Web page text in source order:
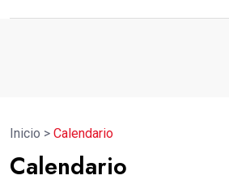
Inicio > Calendario
Calendario